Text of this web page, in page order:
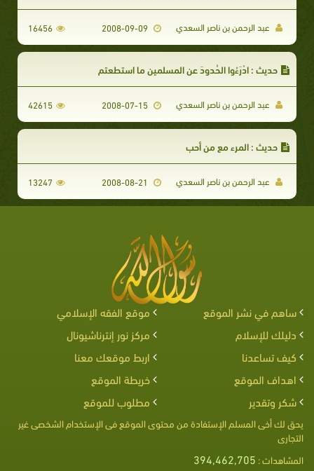
عبد الرحمن بن ناصر السعدي 16456
حديث : ادْرَءُوا الحُدودَ عن المسلمين ما استطعتم
عبد الرحمن بن ناصر السعدي 42615
حديث : المرء مع من أحب
عبد الرحمن بن ناصر السعدي 13247
ساهم في نشر الموقع
موقع الفقه الإسلامي
دليلك للإسلام
مركز نور إنترناشيونال
كيف تساعدنا
اربط موقعك معنا
اهداف الموقع
خريطة الموقع
شكر وتقدير
مطلوب للموقع
يحق لك أخى المسلم الإستفادة من محتوى الموقع فى الإستخدام الشخصى غير
التجارى
المشاهدات : 394,462,705